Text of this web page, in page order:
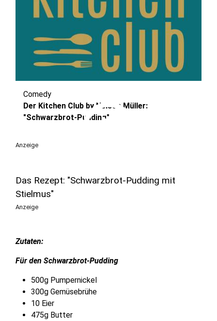
play_circle
Comedy
Der Kitchen Club by Nelson Müller:
"Schwarzbrot-Pudding"
Anzeige
Das Rezept: "Schwarzbrot-Pudding mit
Stielmus"
Anzeige
Zutaten:
Für den Schwarzbrot-Pudding
500g Pumpernickel
300g Gemüsebrühe
10 Eier
475g Butter